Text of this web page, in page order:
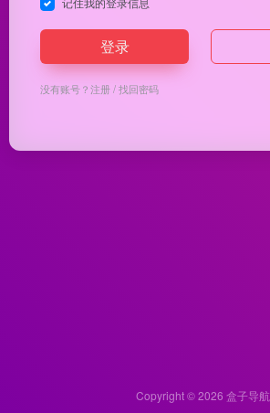
登录
没有账号？注册/找回密码
Copyright © 2026 盒子导航